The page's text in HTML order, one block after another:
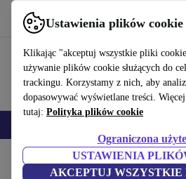
Ustawienia plików cookie
Klikając "akceptuj wszystkie pliki
używanie plików cookie służących do
trackingu. Korzystamy z nich, aby
dopasowywać wyświetlane treści.
tutaj: Polityka plików cookie
Ograniczona
USTAWIENIA
AKCEPTUJ
Korzystaj z refurbed szybko i łatwo
Produkty Laptopy Laptopy